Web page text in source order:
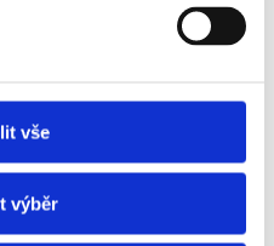
vše
výběr
School 2021
Ivana Vostárková,
Jógy, Praha, 2024